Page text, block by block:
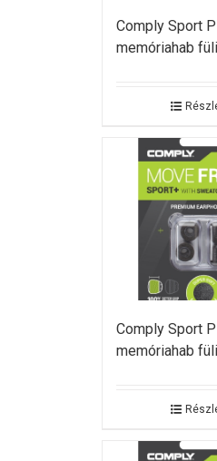
Comply Sport
memóriahab
Comply Sport
memóriahab